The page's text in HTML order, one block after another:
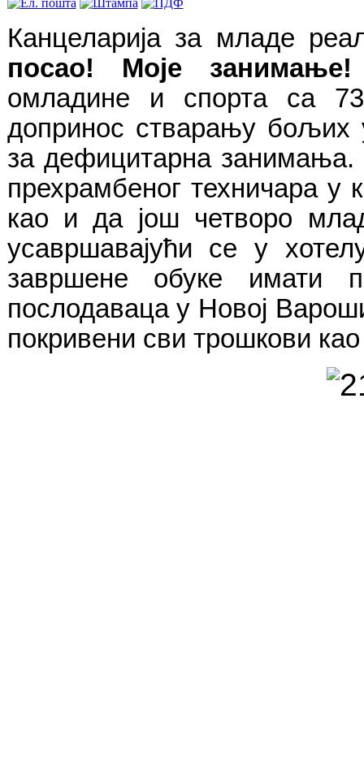
Канцеларија за младе
посао! Mоје занимање!
омладине и спорта са
допринос стварању
за дефицитарна занимања.
прехрамбеног техничара у
као и да још четворо
усавршавајући се у
завршене обуке имати
послодаваца у Новој
покривени сви трошкови